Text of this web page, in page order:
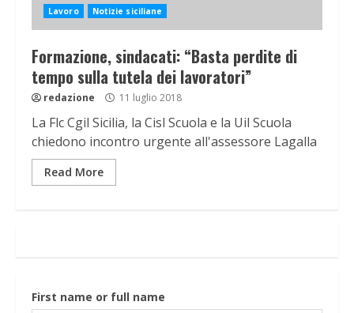
Lavoro Notizie siciliane
Formazione, sindacati: “Basta perdite di
tempo sulla tutela dei lavoratori”
redazione 11 luglio 2018
La Flc Cgil Sicilia, la Cisl Scuola e la Uil Scuola
chiedono incontro urgente all'assessore Lagalla
Read More
First name or full name